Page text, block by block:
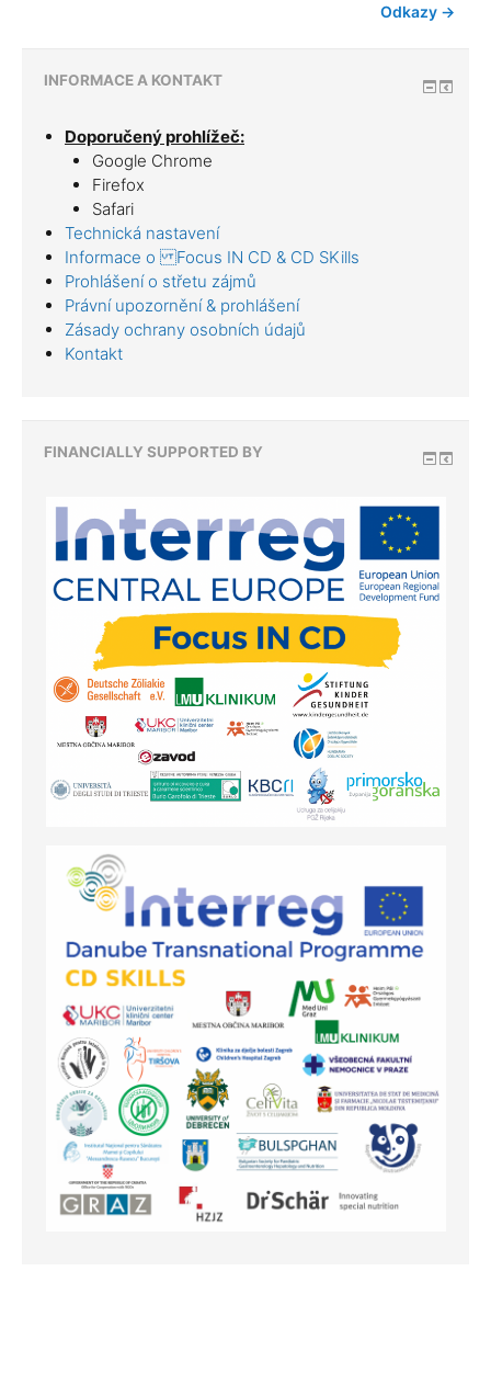
Odkazy →
INFORMACE A KONTAKT
Doporučený prohlížeč:
Google Chrome
Firefox
Safari
Technická nastavení
Informace o Focus IN CD & CD SKills
Prohlášení o střetu zájmů
Právní upozornění & prohlášení
Zásady ochrany osobních údajů
Kontakt
FINANCIALLY SUPPORTED BY